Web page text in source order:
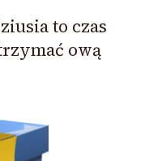
to czas
ową